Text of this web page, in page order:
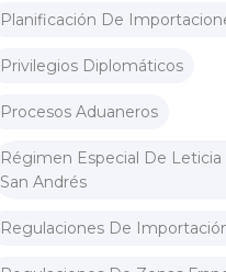
Planificación De
Privilegios Diplomáticos
Procesos Aduaneros
Régimen Especial De Leticia
San Andrés
Regulaciones De